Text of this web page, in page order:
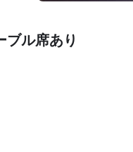
ブル席あり